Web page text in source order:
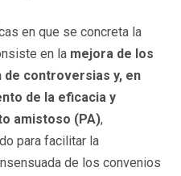
en que se concreta la
en la mejora de los
controversias y, en
de la eficacia y
amistoso (PA),
para facilitar la
de los convenios